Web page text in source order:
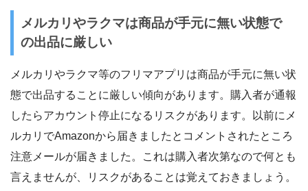
メルカリやラクマは商品が手元に無い状態で
の出品に厳しい
メルカリやラクマ等のフリマアプリは商品が手元に無い状
態で出品することに厳しい傾向があります。購入者が通報
したらアカウント停止になるリスクがあります。以前にメ
ルカリでAmazonから届きましたとコメントされたところ
注意メールが届きました。これは購入者次第なので何とも
言えませんが、リスクがあることは覚えておきましょう。